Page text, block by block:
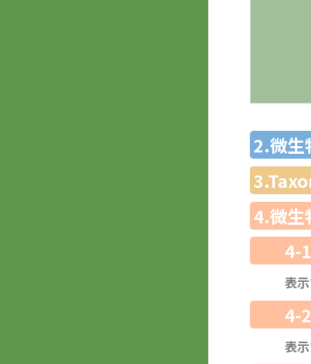
2.微生
4.微生
4-
表
4-
表